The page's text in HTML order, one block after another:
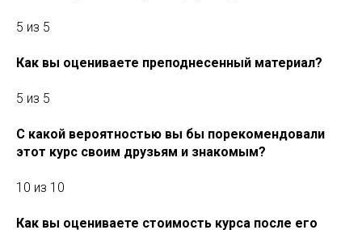
5 из 5
Как вы оцениваете преподнесенный материал?
5 из 5
С какой вероятностью вы бы порекомендовали
этот курс своим друзьям и знакомым?
10 из 10
Как вы оцениваете стоимость курса после его